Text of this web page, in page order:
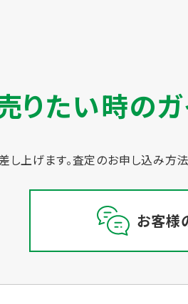
りたい時の
上げます。査定のお申し込み方
お客様